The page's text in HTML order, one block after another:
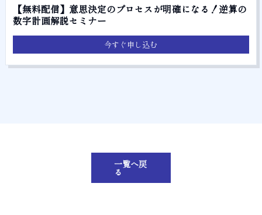
【無料配信】意思決定のプロセスが明確になる！逆算の
数字計画解説セミナー
今すぐ申し込む
一覧へ戻
る